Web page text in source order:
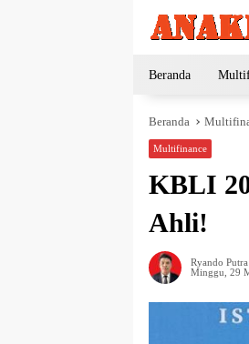
Beranda
Beranda
Multifinance
KBLI
Ahli!
Ryando Putra
Minggu, 29